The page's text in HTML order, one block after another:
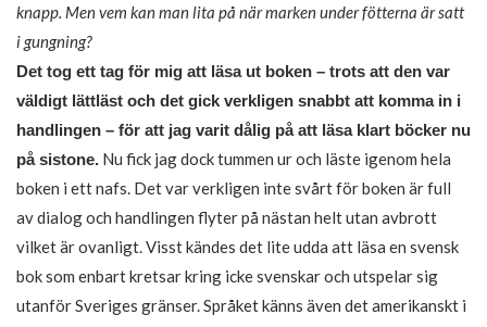
knapp. Men vem kan man lita på när marken under fötterna är satt
i gungning?
Det tog ett tag för mig att läsa ut boken – trots att den var
väldigt lättläst och det gick verkligen snabbt att komma in i
handlingen – för att jag varit dålig på att läsa klart böcker nu
på sistone. Nu fick jag dock tummen ur och läste igenom hela
boken i ett nafs. Det var verkligen inte svårt för boken är full
av dialog och handlingen flyter på nästan helt utan avbrott
vilket är ovanligt. Visst kändes det lite udda att läsa en svensk
bok som enbart kretsar kring icke svenskar och utspelar sig
utanför Sveriges gränser. Språket känns även det amerikanskt i